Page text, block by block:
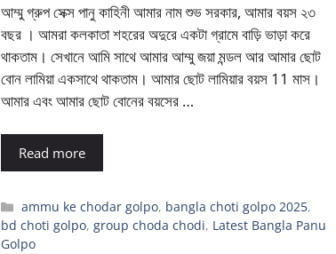
আম্মু গ্রুপ সেক্স পানু কাহিনী আমার নাম শুভ সরকার, আমার বয়স ২৩
বছর । আমরা কলকাতা শহরের অদুরে একটা গ্রামে বাড়ি ভাড়া করে
থাকতাম। সেখানে আমি সাথে আমার আম্মু জয়া মন্ডল আর আমার ছোট
বোন লামিয়া একসাথে থাকতাম। আমার ছোট লামিয়ার বয়স 11 মাস।
আমার এবং আমার ছোট বোনের বয়সের …
Read more
Categories
ammu ke chodar golpo, bangla choti golpo 2025,
bd choti golpo, group choda chodi, Latest Bangla Panu
Golpo